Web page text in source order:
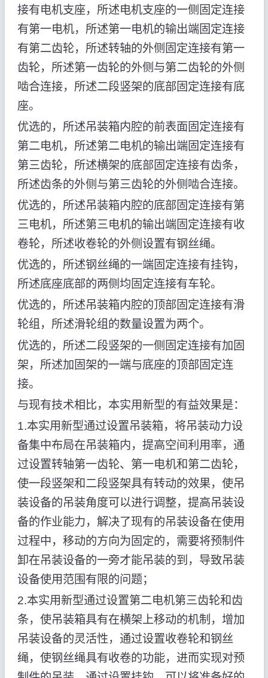
接有电机支座，所述电机支座的一侧固定连接
有第一电机，所述第一电机的输出端固定连接
有第二齿轮，所述转轴的外侧固定连接有第一
齿轮，所述第一齿轮的外侧与第二齿轮的外侧
啮合连接，所述二段竖架的底部固定连接有底
座。
优选的，所述吊装箱内腔的前表面固定连接有
第二电机，所述第二电机的输出端固定连接有
第三齿轮，所述横架的底部固定连接有齿条，
所述齿条的外侧与第三齿轮的外侧啮合连接。
优选的，所述吊装箱内腔的底部固定连接有第
三电机，所述第三电机的输出端固定连接有收
卷轮，所述收卷轮的外侧设置有钢丝绳。
优选的，所述钢丝绳的一端固定连接有挂钩，
所述底座底部的两侧均固定连接有车轮。
优选的，所述吊装箱内腔的顶部固定连接有滑
轮组，所述滑轮组的数量设置为两个。
优选的，所述二段竖架的一侧固定连接有加固
架，所述加固架的一端与底座的顶部固定连
接。
与现有技术相比，本实用新型的有益效果是：
1.本实用新型通过设置吊装箱，将吊装动力设
备集中布局在吊装箱内，提高空间利用率，通
过设置转轴第一齿轮、第一电机和第二齿轮，
使一段竖架和二段竖架具有转动的效果，使吊
装设备的吊装角度可以进行调整，提高吊装设
备的作业能力，解决了现有的吊装设备在使用
过程中，移动的方向为固定的，需要将预制件
卸在吊装设备的一旁才能吊装的到，导致吊装
设备使用范围有限的问题；
2.本实用新型通过设置第二电机第三齿轮和齿
条，使吊装箱具有在横架上移动的机制，增加
吊装设备的灵活性，通过设置收卷轮和钢丝
绳，使钢丝绳具有收卷的功能，进而实现对预